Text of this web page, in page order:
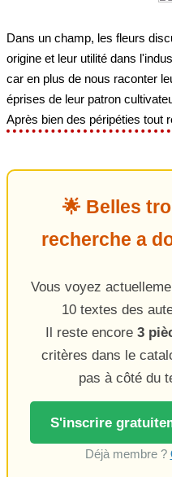
Dans un champ, les fleurs
origine et leur utilité dans
car en plus de nous raconter
éprises de leur patron
Après bien des péripéties tout
🌟 Belles
recherche a
Vous voyez
10 textes des
Il reste encore 3
critères dans le
pas à côté du
S'inscrire
Déjà membre ?